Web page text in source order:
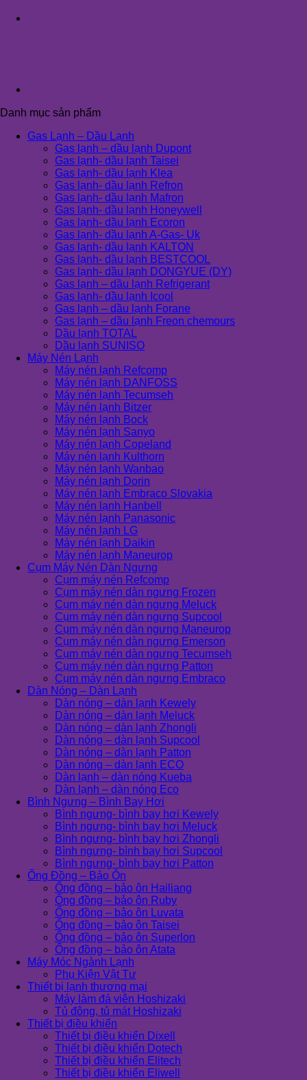
Danh mục sản phẩm
Gas Lạnh – Dầu Lạnh
Gas lạnh – dầu lạnh Dupont
Gas lạnh- dầu lạnh Taisei
Gas lạnh- dầu lạnh Klea
Gas lạnh- dầu lạnh Refron
Gas lạnh- dầu lạnh Mafron
Gas lạnh- dầu lạnh Honeywell
Gas lạnh- dầu lạnh Ecoron
Gas lạnh- dầu lạnh A-Gas- Uk
Gas lạnh- dầu lạnh KALTON
Gas lạnh- dầu lạnh BESTCOOL
Gas lạnh- dầu lạnh DONGYUE (DY)
Gas lạnh – dầu lạnh Refrigerant
Gas lạnh- dầu lạnh Icool
Gas lạnh – dầu lạnh Forane
Gas lạnh – dầu lạnh Freon chemours
Dầu lạnh TOTAL
Dầu lạnh SUNISO
Máy Nén Lạnh
Máy nén lạnh Refcomp
Máy nén lạnh DANFOSS
Máy nén lạnh Tecumseh
Máy nén lạnh Bitzer
Máy nén lạnh Bock
Máy nén lạnh Sanyo
Máy nén lạnh Copeland
Máy nén lạnh Kulthorn
Máy nén lạnh Wanbao
Máy nén lạnh Dorin
Máy nén lạnh Embraco Slovakia
Máy nén lạnh Hanbell
Máy nén lạnh Panasonic
Máy nén lạnh LG
Máy nén lạnh Daikin
Máy nén lạnh Maneurop
Cụm Máy Nén Dàn Ngưng
Cụm máy nén Refcomp
Cụm máy nén dàn ngưng Frozen
Cụm máy nén dàn ngưng Meluck
Cụm máy nén dàn ngưng Supcool
Cụm máy nén dàn ngưng Maneurop
Cụm máy nén dàn ngưng Emerson
Cụm máy nén dàn ngưng Tecumseh
Cụm máy nén dàn ngưng Patton
Cụm máy nén dàn ngưng Embraco
Dàn Nóng – Dàn Lạnh
Dàn nóng – dàn lạnh Kewely
Dàn nóng – dàn lạnh Meluck
Dàn nóng – dàn lạnh Zhongli
Dàn nóng – dàn lạnh Supcool
Dàn nóng – dàn lạnh Patton
Dàn nóng – dàn lạnh ECO
Dàn lạnh – dàn nóng Kueba
Dàn lạnh – dàn nóng Eco
Bình Ngưng – Bình Bay Hơi
Bình ngưng- bình bay hơi Kewely
Bình ngưng- bình bay hơi Meluck
Bình ngưng- bình bay hơi Zhongli
Bình ngưng- bình bay hơi Supcool
Bình ngưng- bình bay hơi Patton
Ống Đồng – Bảo Ôn
Ống đồng – bảo ôn Hailiang
Ống đồng – bảo ôn Ruby
Ống đồng – bảo ôn Luvata
Ống đồng – bảo ôn Taisei
Ống đồng – bảo ôn Superlon
Ống đồng – bảo ôn Atata
Máy Móc Ngành Lạnh
Phụ Kiện Vật Tư
Thiết bị lạnh thương mại
Máy làm đá viên Hoshizaki
Tủ đông, tủ mát Hoshizaki
Thiết bị điều khiển
Thiết bị điều khiển Dixell
Thiết bị điều khiển Dotech
Thiết bị điều khiển Elitech
Thiết bị điều khiển Eliwell